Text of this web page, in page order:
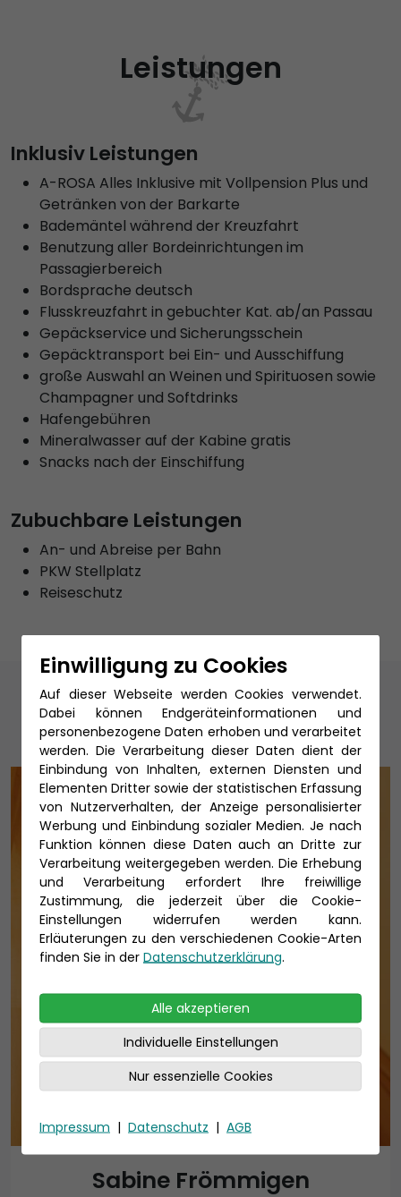
Leistungen
Inklusiv Leistungen
A-ROSA Alles Inklusive mit Vollpension Plus und
Getränken von der Barkarte
Bademäntel während der Kreuzfahrt
Benutzung aller Bordeinrichtungen im
Passagierbereich
Bordsprache deutsch
Flusskreuzfahrt in gebuchter Kat. ab/an Passau
Gepäckservice und Sicherungsschein
Gepäcktransport bei Ein- und Ausschiffung
große Auswahl an Weinen und Spirituosen sowie
Champagner und Softdrinks
Hafengebühren
Mineralwasser auf der Kabine gratis
Snacks nach der Einschiffung
Zubuchbare Leistungen
An- und Abreise per Bahn
PKW Stellplatz
Reiseschutz
Unsere Reiseexperten
Sabine Frömmigen
Einwilligung zu Cookies
Auf dieser Webseite werden Cookies verwendet.
Dabei können Endgeräteinformationen und
personenbezogene Daten erhoben und verarbeitet
werden. Die Verarbeitung dieser Daten dient der
Einbindung von Inhalten, externen Diensten und
Elementen Dritter sowie der statistischen Erfassung
von Nutzerverhalten, der Anzeige personalisierter
Werbung und Einbindung sozialer Medien. Je nach
Funktion können diese Daten auch an Dritte zur
Verarbeitung weitergegeben werden. Die Erhebung
und Verarbeitung erfordert Ihre freiwillige
Zustimmung, die jederzeit über die Cookie-
Einstellungen widerrufen werden kann.
Erläuterungen zu den verschiedenen Cookie-Arten
finden Sie in der Datenschutzerklärung.
Alle akzeptieren
Individuelle Einstellungen
Nur essenzielle Cookies
Impressum | Datenschutz | AGB